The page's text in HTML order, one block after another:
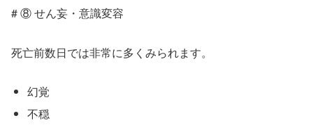
# ⑧ せん妄・意識変容
死亡前数日では非常に多くみられます。
幻覚
不穏